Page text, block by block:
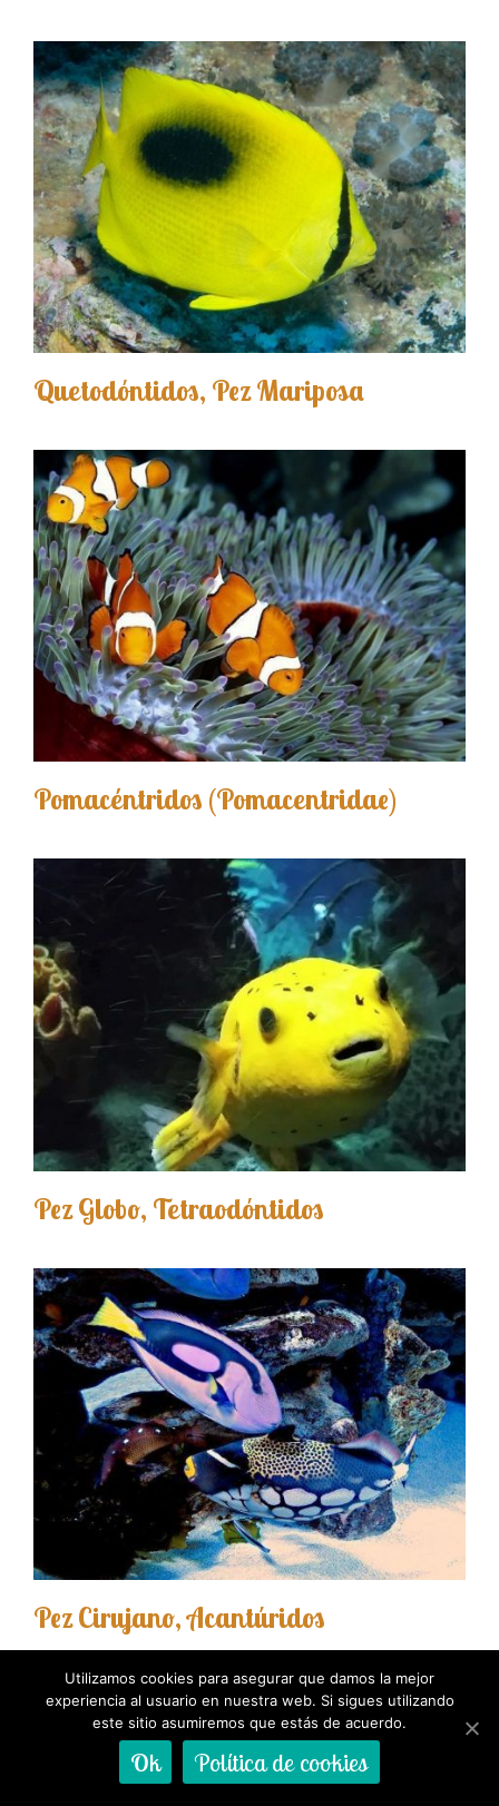
Quetodóntidos, Pez Mariposa
Pomacéntridos (Pomacentridae)
Pez Globo, Tetraodóntidos
Pez Cirujano, Acantúridos
Utilizamos cookies para asegurar que damos la mejor
experiencia al usuario en nuestra web. Si sigues utilizando
este sitio asumiremos que estás de acuerdo.
Ok Política de cookies